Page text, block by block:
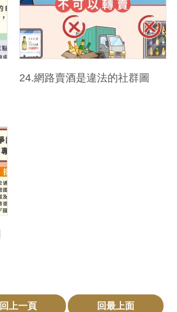
24.網路賣酒是違法的社群圖
回上一頁 回最上面